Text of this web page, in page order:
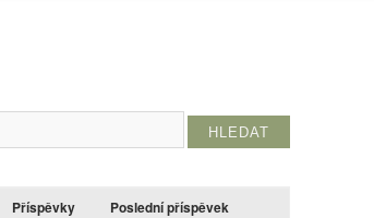
Příspěvky Poslední příspěvek